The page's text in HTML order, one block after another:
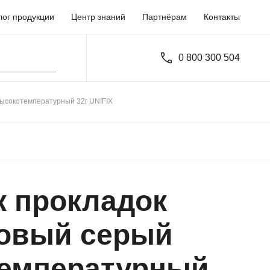
продукции Центр знаний Партнёрам Контакты
0 800 300 504
32г UNIFIX
прокладок
серый